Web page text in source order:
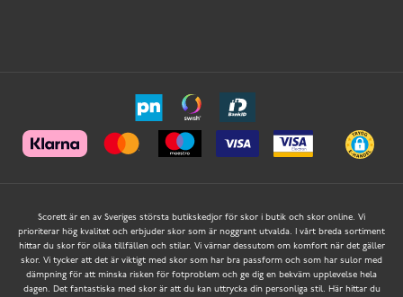
Scorett är en av Sveriges största butikskedjor för skor i butik och skor online. Vi
prioriterar hög kvalitet och erbjuder skor som är noggrant utvalda. I vårt breda sortiment
hittar du skor för olika tillfällen och stilar. Vi värnar dessutom om komfort när det gäller
skor. Vi tycker att det är viktigt med skor som har bra passform och som har sulor med
dämpning för att minska risken för fotproblem och ge dig en bekväm upplevelse hela
dagen. Det fantastiska med skor är att du kan uttrycka din personliga stil. Här hittar du